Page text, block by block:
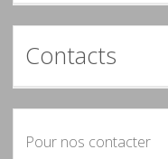
Contacts
Pour nos contacter